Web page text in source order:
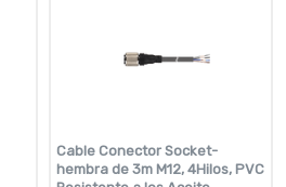
Cable Conector Socket-
hembra de 3m M12, 4Hilos, PVC